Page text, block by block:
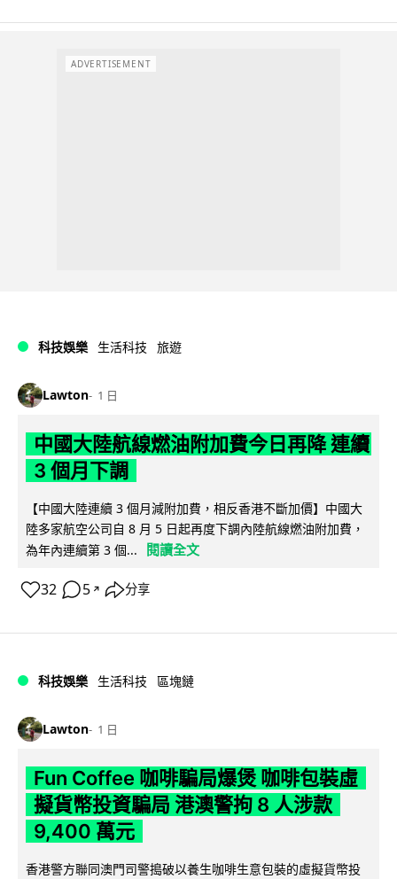
ADVERTISEMENT
科技娛樂 生活科技 旅遊
Lawton 1 日
中國大陸航線燃油附加費今日再降 連續
3 個月下調
【中國大陸連續 3 個月減附加費，相反香港不斷加價】中國大
陸多家航空公司自 8 月 5 日起再度下調內陸航線燃油附加費，
為年內連續第 3 個...
閱讀全文
32 5 ↗ 分享
科技娛樂 生活科技 區塊鏈
Lawton 1 日
Fun Coffee 咖啡騙局爆煲 咖啡包裝虛
擬貨幣投資騙局 港澳警拘 8 人涉款
9,400 萬元
香港警方聯同澳門司警搗破以養生咖啡生意包裝的虛擬貨幣投